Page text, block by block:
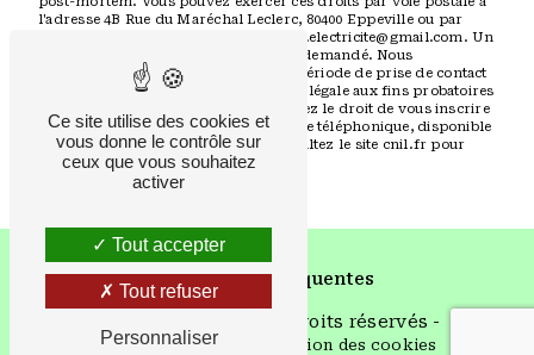
l'adresse 4B Rue du Maréchal Leclerc, 80400 Eppeville ou par
courrier électronique à l'adresse seine.electricite@gmail.com. Un
justificatif d'identité pourra vous être demandé. Nous
conservons vos données pendant la période de prise de contact
puis pendant la durée de prescription légale aux fins probatoires
et de gestion des contentieux. Vous avez le droit de vous inscrire
sur la liste d'opposition au démarchage téléphonique, disponible
à cette adresse:
Bloctel.gouv.fr. Consultez le site cnil.fr pour
plus d’informations sur vos droits.
Recherches fréquentes
- 2026 - Tous droits réservés -
Mentions légales Gestion des cookies
Ce site utilise des cookies et
vous donne le contrôle sur
ceux que vous souhaitez
activer
Tout accepter
Tout refuser
Personnaliser